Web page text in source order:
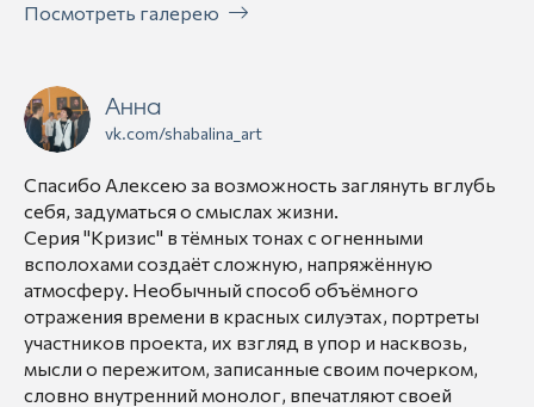
Посмотреть галерею
Анна
vk.com/shabalina_art
Спасибо Алексею за возможность заглянуть вглубь
себя, задуматься о смыслах жизни.
Серия "Кризис" в тëмных тонах с огненными
всполохами создаëт сложную, напряжëнную
атмосферу. Необычный способ объëмного
отражения времени в красных силуэтах, портреты
участников проекта, их взгляд в упор и насквозь,
мысли о пережитом, записанные своим почерком,
словно внутренний монолог, впечатляют своей